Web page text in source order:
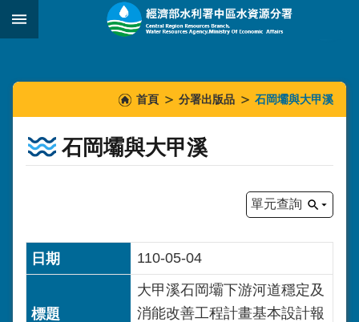
跳到主要內容區塊
::::::
首頁 分署出版品 石岡壩與大甲溪
石岡壩與大甲溪
單元查詢
110-05-04
大甲溪石岡壩下游河道穩定及
消能改善工程計畫基本設計報